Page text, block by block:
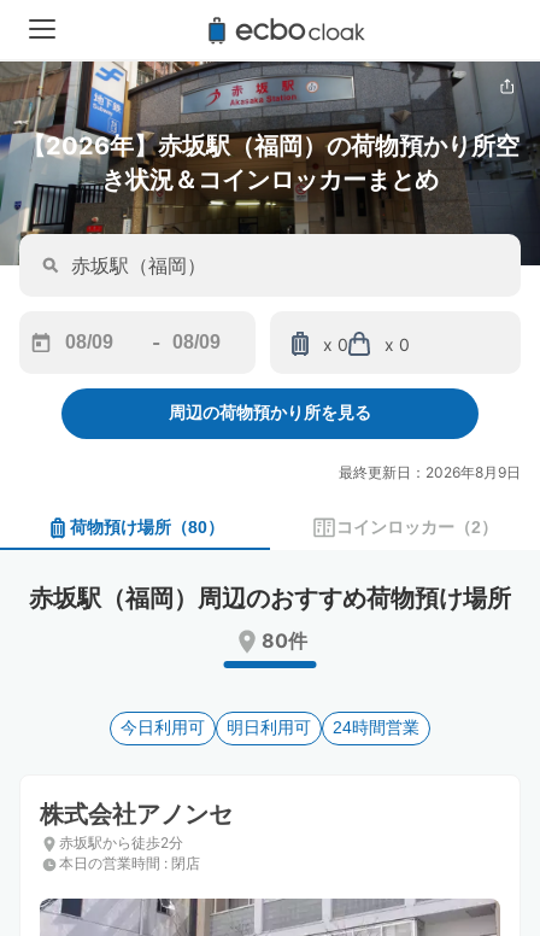
【2026年】赤坂駅（福岡）の荷物預かり所空
き状況＆コインロッカーまとめ
forward
interact
calendar
and
a
date.
the
keyboard
shortcuts
for
changing
dates.
-
backward
to
interact
calendar
and
a
date.
mark
key
the
keyboard
shortcuts
for
changing
dates.
x 0 x 0
周辺の荷物預かり所を見る
最終更新日：2026年8月9日
荷物預け場所 （80） コインロッカー （2）
赤坂駅（福岡）周辺のおすすめ荷物預け場所
80件
今日利用可 明日利用可 24時間営業
株式会社アノンセ
赤坂駅から徒歩2分
本日の営業時間 : 閉店